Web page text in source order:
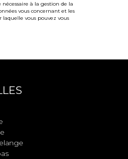
à la gestion de la
vous concernant et les
vous pouvez vous